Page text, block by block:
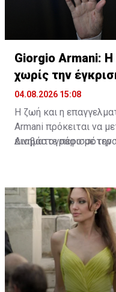
Giorgio Armani: Η
χωρίς την
04.08.2026 15:08
Η ζωή και η
Armani πρόκειται να
κινηματογράφο με την
Διαβάστε